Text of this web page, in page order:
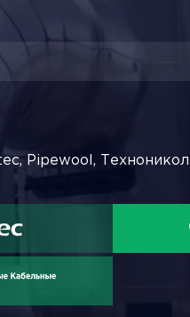
Pipewool,